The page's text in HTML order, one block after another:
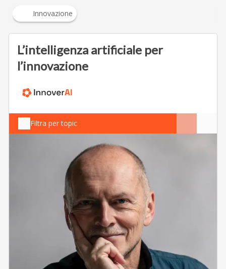
Innovazione
L’intelligenza artificiale per
l’innovazione
Filtra per topic